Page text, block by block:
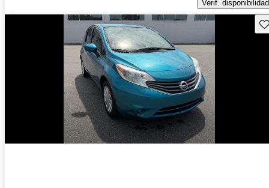
Verif. disponibilidad